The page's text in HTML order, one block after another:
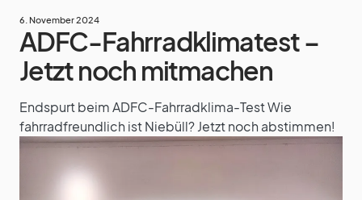
6. November 2024
ADFC-Fahrradklimatest –
Jetzt noch mitmachen
Endspurt beim ADFC-Fahrradklima-Test Wie
fahrradfreundlich ist Niebüll? Jetzt noch abstimmen!